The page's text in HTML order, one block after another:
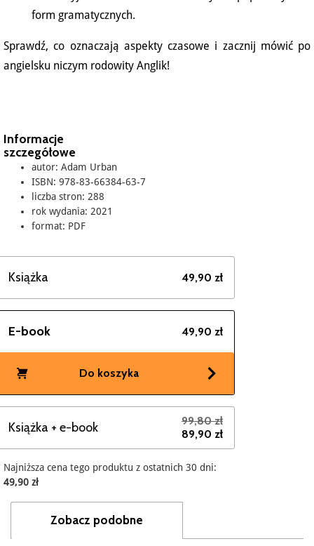
form gramatycznych.
Sprawdź, co oznaczają aspekty czasowe i zacznij mówić po
angielsku niczym rodowity Anglik!
Informacje
szczegółowe
autor: Adam Urban
ISBN: 978-83-66384-63-7
liczba stron: 288
rok wydania: 2021
format: PDF
Książka 49,90 zł
E-book 49,90 zł
Do koszyka
Książka + e-book
99,80 zł
89,90 zł
Najniższa cena tego produktu z ostatnich 30 dni:
49,90 zł
Zobacz podobne